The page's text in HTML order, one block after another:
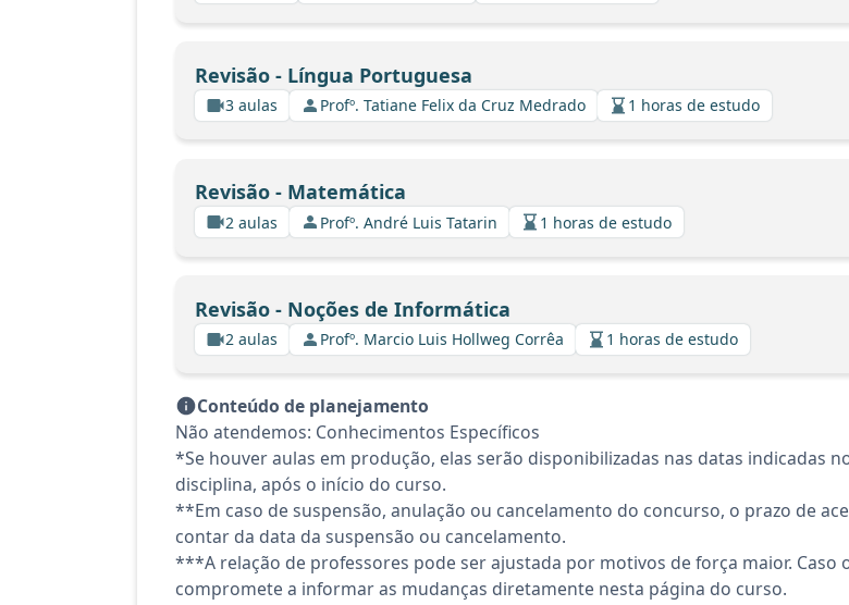
Revisão - Língua Portuguesa
3 aulas Profº. Tatiane Felix da Cruz Medrado 1 horas de estudo
Revisão - Matemática
2 aulas Profº. André Luis Tatarin 1 horas de estudo
Revisão - Noções de Informática
2 aulas Profº. Marcio Luis Hollweg Corrêa 1 horas de estudo
Conteúdo de planejamento
Não atendemos: Conhecimentos Específicos
*Se houver aulas em produção, elas serão disponibilizadas nas datas indicadas
disciplina, após o início do curso.
**Em caso de suspensão, anulação ou cancelamento do concurso, o prazo de
contar da data da suspensão ou cancelamento.
***A relação de professores pode ser ajustada por motivos de força maior. Caso
compromete a informar as mudanças diretamente nesta página do curso.